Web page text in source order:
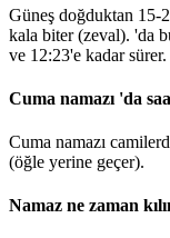
Güneş doğduktan 15-
kala biter (zeval). 'da
ve 12:23'e kadar
Cuma namazı 'da
Cuma namazı
(öğle yerine geçer).
Namaz ne zaman